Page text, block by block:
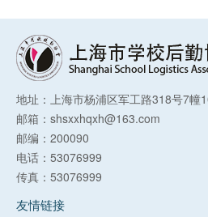
地址：上海市杨浦区军工路318号7幢
邮箱：shsxxhqxh@163.com
邮编：200090
电话：53076999
传真：53076999
友情链接